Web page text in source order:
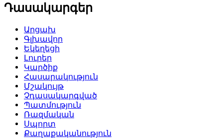
Դասակարգեր
Արցախ
Գլխավոր
Եկեղեցի
Լուրեր
Կարծիք
Հասարակություն
Մշակույթ
Չդասակարգված
Պատմություն
Ռազմական
Սպորտ
Քաղաքականություն